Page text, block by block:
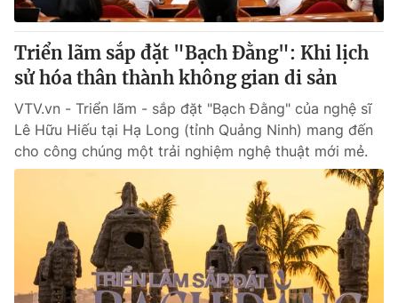
Tư vấn
Chuyên mục khác
Emagazine Podcast
Photo Infographic
Shorts video
VTV Money VTV Thể thao
VTV Sức khoẻ Bất động sản
Triển lãm sắp đặt "Bạch Đằng": Khi lịch
sử hóa thân thành không gian di sản
VTV.vn - Triển lãm - sắp đặt "Bạch Đằng" của nghệ sĩ
Lê Hữu Hiếu tại Hạ Long (tỉnh Quảng Ninh) mang đến
cho công chúng một trải nghiệm nghệ thuật mới mẻ.